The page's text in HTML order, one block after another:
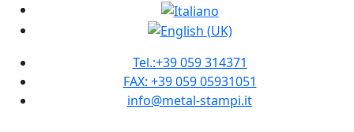
Tel.:+39 059 314371
FAX: +39 059 05931051
info@metal-stampi.it